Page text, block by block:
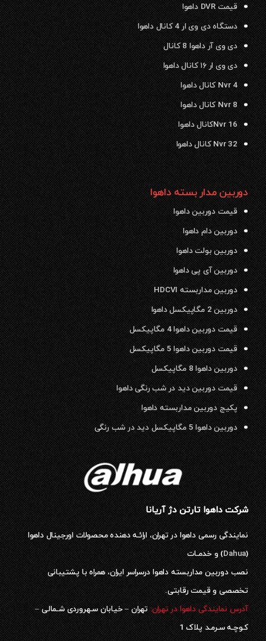
قیمت DVR داهوا
دستگاه دی وی ار 4 کانال داهوا
دی وی آر داهوا 8 کانال
دی وی ار ۱۶ کانال داهوا
Nvr 4 کانال داهوا
Nvr 8 کانال داهوا
Nvr 16کانال داهوا
Nvr 32 کانال داهوا
دوربین مدار بسته داهوا
قیمت دوربین داهوا
دوربین دام داهوا
دوربین بولت داهوا
دوربین آی پی داهوا
دوربین مداربسته HDCVI
دوربین 2 مگاپیکسل داهوا
قیمت دوربین داهوا 4 مگاپیکسل
قیمت دوربین داهوا 5 مگاپیکسل
دوربین داهوا 8 مگاپیکسل
قیمت دوربین دید در شب رنگی داهوا
پکیج دوربین مداربسته داهوا
دوربین داهوا 5 مگاپیکسل دید در شب رنگی
شرکت داهوا تارتن دژ آریانا
نمایندگی رسمی داهوا در تهران، ارائـه دهنده محصولات اورجینال داهوا
(
Dahua) و خدمـات
نصب دوربین مداربسته داهوا درسراسر ایران، همراه با پشتیبانی
تخصصی و قیمت رقابتی.
آدرس نمایندگی داهوا در تهران:تهران – خیابان سـهروردی شـمالی –
کـوچـه سـرمـد پلاک 1